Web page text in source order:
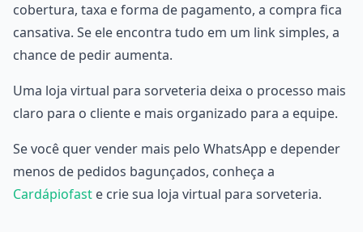
cobertura, taxa e forma de pagamento, a compra fica
cansativa. Se ele encontra tudo em um link simples, a
chance de pedir aumenta.
Uma loja virtual para sorveteria deixa o processo mais
claro para o cliente e mais organizado para a equipe.
Se você quer vender mais pelo WhatsApp e depender
menos de pedidos bagunçados, conheça a
Cardápiofast e crie sua loja virtual para sorveteria.